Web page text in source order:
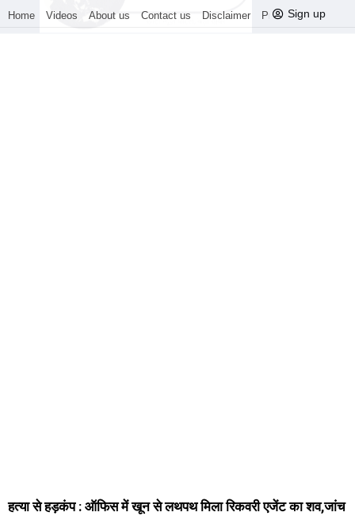
Home Videos About us Contact us Disclaimer Privacy Policy
Sign up
हत्या से हड़कंप : ऑफिस में खून से लथपथ मिला रिकवरी एजेंट का शव,जांच